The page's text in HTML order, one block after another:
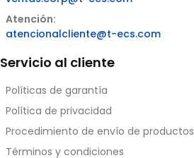
Atención:
atencionalcliente@t-ecs.com
Servicio al cliente
Políticas de garantía
Política de privacidad
Procedimiento de envío de productos
Términos y condiciones